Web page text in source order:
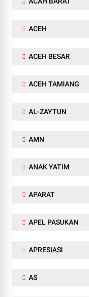
ACEH
ACEH BESAR
ACEH TAMIANG
AL-ZAYTUN
AMN
ANAK YATIM
APARAT
APEL PASUKAN
APRESIASI
AS